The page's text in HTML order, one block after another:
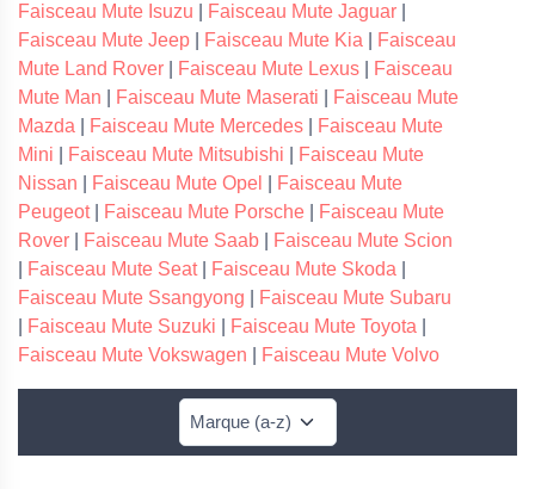
Faisceau Mute Isuzu
Faisceau Mute Jaguar
Faisceau Mute Jeep
Faisceau Mute Kia
Faisceau
Mute Land Rover
Faisceau Mute Lexus
Faisceau
Mute Man
Faisceau Mute Maserati
Faisceau Mute
Mazda
Faisceau Mute Mercedes
Faisceau Mute
Mini
Faisceau Mute Mitsubishi
Faisceau Mute
Nissan
Faisceau Mute Opel
Faisceau Mute
Peugeot| Faisceau Mute Porsche
Faisceau Mute
Rover
Faisceau Mute Saab
Faisceau Mute Scion
Faisceau Mute Seat| Faisceau Mute Skoda
Faisceau Mute Ssangyong
Faisceau Mute Subaru
Faisceau Mute Suzuki Faisceau Mute Toyota
Faisceau Mute Vokswagen
Faisceau Mute Volvo